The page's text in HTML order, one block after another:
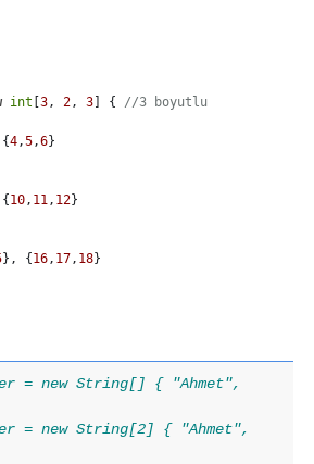
int 3, 2, 3 ] { //3 boyutlu
4,5,6}
10, 11, 12}
}, { 16, 17, 18}
= new String[] { "Ahmet",
new String[2] { "Ahmet",